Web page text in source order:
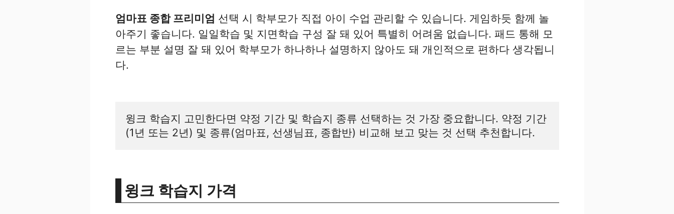
엄마표 종합 프리미엄 선택 시 학부모가 직접 아이 수업 관리할 수 있습니다. 게임하듯 함께 놀
아주기 좋습니다. 일일학습 및 지면학습 구성 잘 돼 있어 특별히 어려움 없습니다. 패드 통해 모
르는 부분 설명 잘 돼 있어 학부모가 하나하나 설명하지 않아도 돼 개인적으로 편하다 생각됩니
다.
윙크 학습지 고민한다면 약정 기간 및 학습지 종류 선택하는 것 가장 중요합니다. 약정 기간
(1년 또는 2년) 및 종류(엄마표, 선생님표, 종합반) 비교해 보고 맞는 것 선택 추천합니다.
윙크 학습지 가격